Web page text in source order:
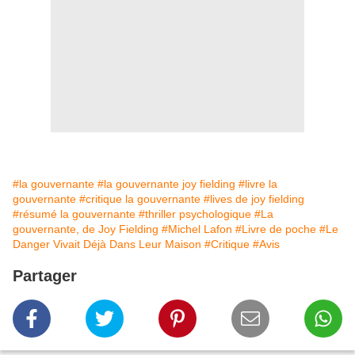
#la gouvernante #la gouvernante joy fielding #livre la
gouvernante #critique la gouvernante #lives de joy fielding
#résumé la gouvernante #thriller psychologique #La
gouvernante, de Joy Fielding #Michel Lafon #Livre de poche #Le
Danger Vivait Déjà Dans Leur Maison #Critique #Avis
Partager